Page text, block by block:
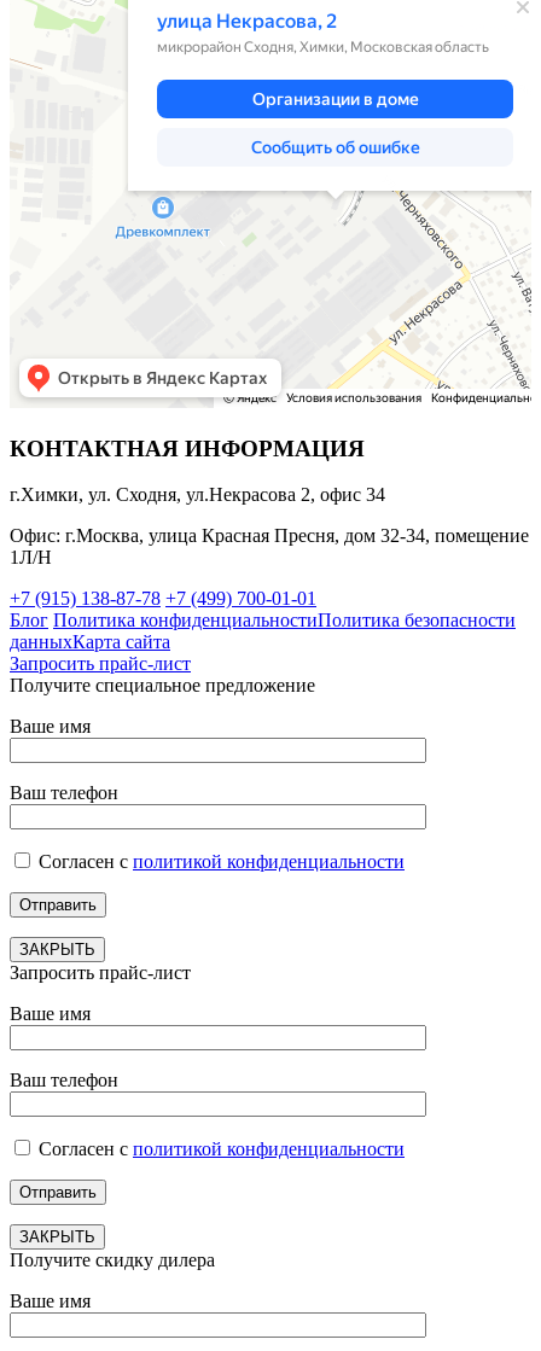
КОНТАКТНАЯ ИНФОРМАЦИЯ
г.Химки, ул. Сходня, ул.Некрасова 2, офис 34
Офис: г.Москва, улица Красная Пресня, дом 32-34, помещение
1Л/Н
+7 (915) 138-87-78 +7 (499) 700-01-01
Блог Политика конфиденциальностиПолитика безопасности
данныхКарта сайта
Запросить прайс-лист
Получите специальное предложение
Ваше имя
Ваш телефон
Согласен с политикой конфиденциальности
ЗАКРЫТЬ
Запросить прайс-лист
Ваше имя
Ваш телефон
Согласен с политикой конфиденциальности
ЗАКРЫТЬ
Получите скидку дилера
Ваше имя